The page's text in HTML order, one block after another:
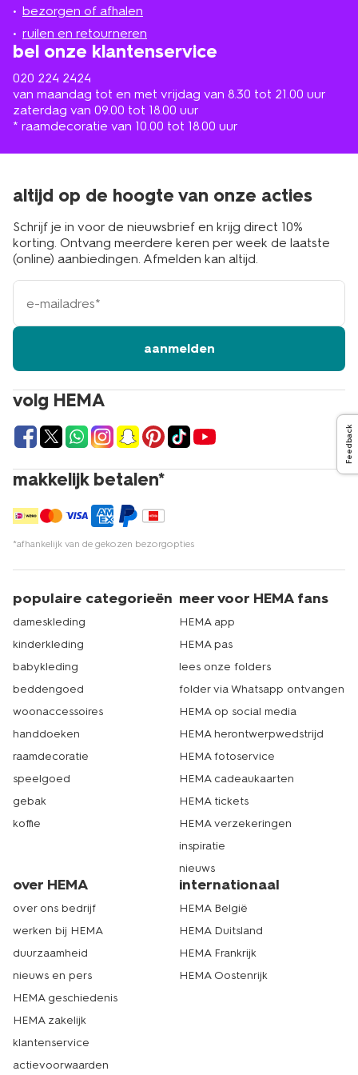
bezorgen of afhalen
ruilen en retourneren
bel onze klantenservice
020 224 2424
van maandag tot en met vrijdag van 8.30 tot 21.00 uur
zaterdag van 09.00 tot 18.00 uur
* raamdecoratie van 10.00 tot 18.00 uur
de
buurt
volg HEMA
makkelijk betalen*
*afhankelijk van de gekozen bezorgopties
altijd op de hoogte van onze acties
Schrijf je in voor de nieuwsbrief en krijg direct 10%
korting. Ontvang meerdere keren per week de laatste
(online) aanbiedingen. Afmelden kan altijd.
e-
mailadres
aanmelden
populaire categorieën
dameskleding
kinderkleding
babykleding
beddengoed
woonaccessoires
handdoeken
raamdecoratie
speelgoed
gebak
koffie
meer voor HEMA fans
HEMA app
HEMA pas
lees onze folders
folder via Whatsapp ontvangen
HEMA op social media
HEMA herontwerpwedstrijd
HEMA fotoservice
HEMA cadeaukaarten
HEMA tickets
HEMA verzekeringen
inspiratie
nieuws
over HEMA
over ons bedrijf
werken bij HEMA
duurzaamheid
nieuws en pers
HEMA geschiedenis
HEMA zakelijk
klantenservice
actievoorwaarden
internationaal
HEMA België
HEMA Duitsland
HEMA Frankrijk
HEMA Oostenrijk
Feedback